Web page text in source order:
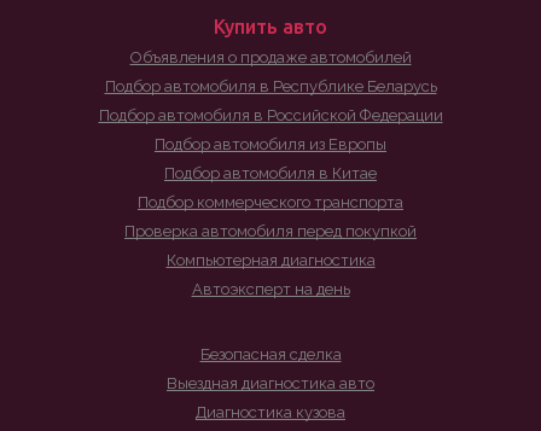
Купить авто
Объявления о продаже автомобилей
Подбор автомобиля в Республике Беларусь
Подбор автомобиля в Российской Федерации
Подбор автомобиля из Европы
Подбор автомобиля в Китае
Подбор коммерческого транспорта
Проверка автомобиля перед покупкой
Компьютерная диагностика
Автоэксперт на день
Безопасная сделка
Выездная диагностика авто
Диагностика кузова